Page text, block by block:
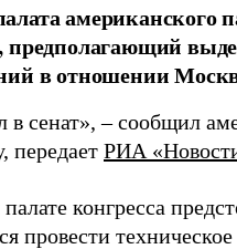
американского
предполагающий
в отношении
в сенат», – сообщил
передает РИА
конгресса
провести